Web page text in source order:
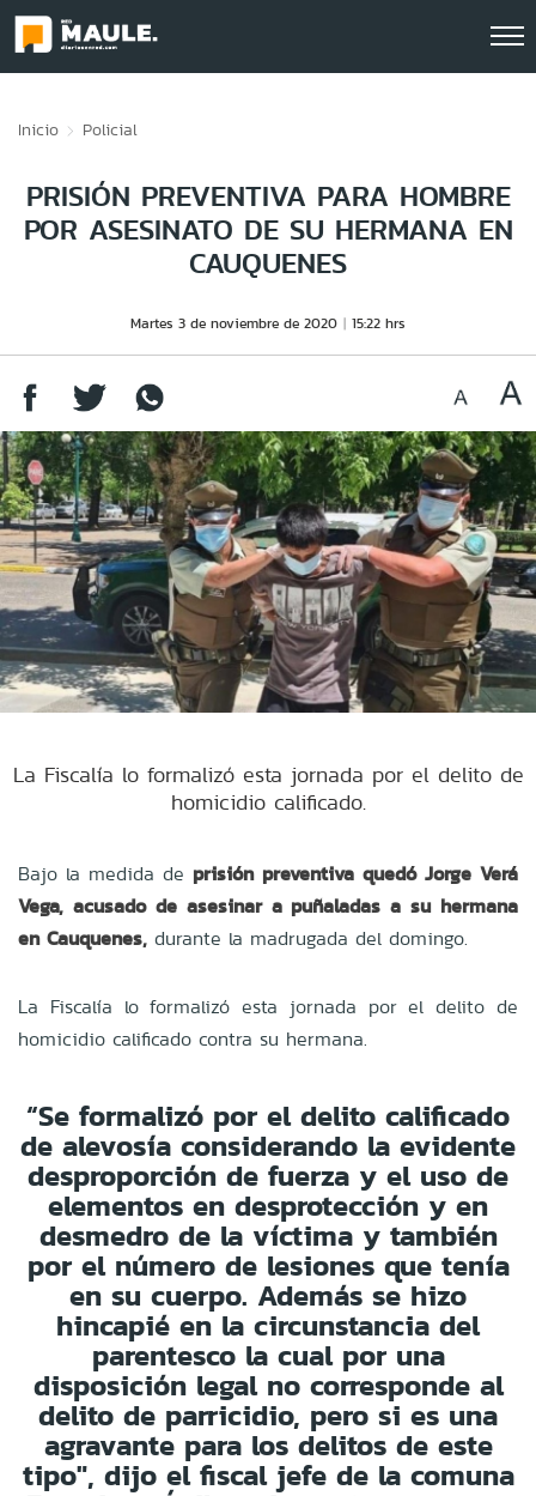
Inicio Policial
PRISIÓN PREVENTIVA PARA HOMBRE
POR ASESINATO DE SU HERMANA EN
CAUQUENES
Martes 3 de noviembre de 2020 15:22 hrs
La Fiscalía lo formalizó esta jornada por el delito de
homicidio calificado.
Bajo la medida de prisión preventiva quedó Jorge Verá
Vega, acusado de asesinar a puñaladas a su hermana
en Cauquenes, durante la madrugada del domingo.
La Fiscalía lo formalizó esta jornada por eldelito de
homicidio calificado contra su hermana.
“Se formalizó por el delito calificado
de alevosía considerando la evidente
desproporción de fuerza y el uso de
elementos en desprotección y en
desmedro de la víctima y también
por el número de lesiones que tenía
en su cuerpo. Además se hizo
hincapié en la circunstancia del
parentesco la cual por una
disposición legal no corresponde al
delito de parricidio, pero si es una
agravante para los delitos de este
tipo", dijo el fiscal jefe de la comuna